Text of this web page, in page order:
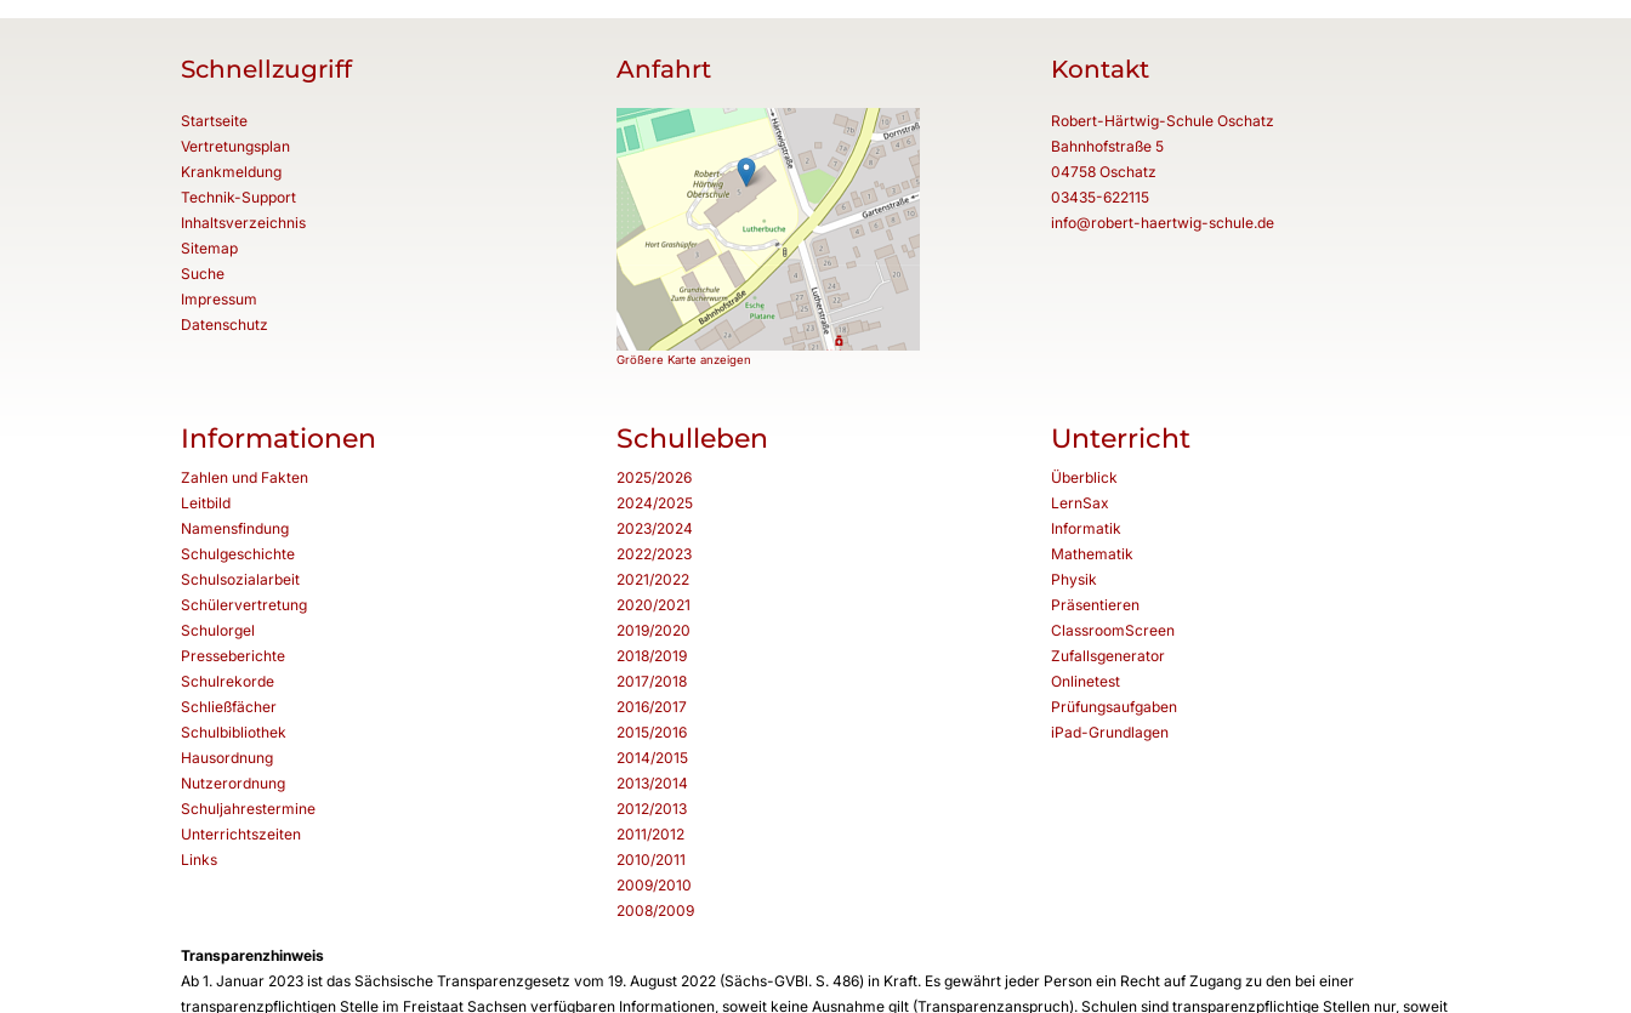
Schnellzugriff
Startseite
Vertretungsplan
Krankmeldung
Technik-Support
Inhaltsverzeichnis
Sitemap
Suche
Impressum
Datenschutz
Anfahrt
Größere Karte anzeigen
Kontakt
Robert-Härtwig-Schule Oschatz
Bahnhofstraße 5
04758 Oschatz
03435-622115
info@robert-haertwig-schule.de
Informationen
Zahlen und Fakten
Leitbild
Namensfindung
Schulgeschichte
Schulsozialarbeit
Schülervertretung
Schulorgel
Presseberichte
Schulrekorde
Schließfächer
Schulbibliothek
Hausordnung
Nutzerordnung
Schuljahrestermine
Unterrichtszeiten
Links
Schulleben
2025/2026
2024/2025
2023/2024
2022/2023
2021/2022
2020/2021
2019/2020
2018/2019
2017/2018
2016/2017
2015/2016
2014/2015
2013/2014
2012/2013
2011/2012
2010/2011
2009/2010
2008/2009
Unterricht
Überblick
LernSax
Informatik
Mathematik
Physik
Präsentieren
ClassroomScreen
Zufallsgenerator
Onlinetest
Prüfungsaufgaben
iPad-Grundlagen
Transparenzhinweis
Ab 1. Januar 2023 ist das Sächsische Transparenzgesetz vom 19. August 2022 (Sächs-GVBl. S. 486) in Kraft. Es gewährt jeder Person ein Recht auf Zugang zu den bei einer
transparenzpflichtigen Stelle im Freistaat Sachsen verfügbaren Informationen, soweit keine Ausnahme gilt (Transparenzanspruch). Schulen sind transparenzpflichtige Stellen nur, soweit